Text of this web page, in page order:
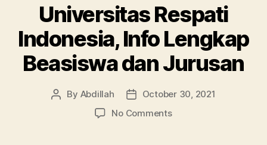
Universitas Respati
Indonesia, Info Lengkap
Beasiswa dan Jurusan
Post
By Abdillah
Post
date
October 30, 2021
No Commentson